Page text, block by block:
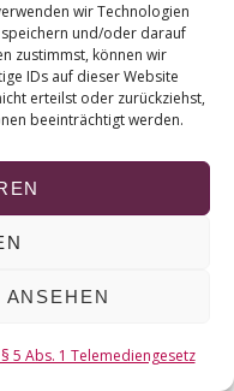
wir Technologien
und/oder darauf
zustimmst, können wir
IDs auf dieser Website
erteilst oder zurückziehst,
beeinträchtigt werden.
5 Abs. 1 Telemediengesetz